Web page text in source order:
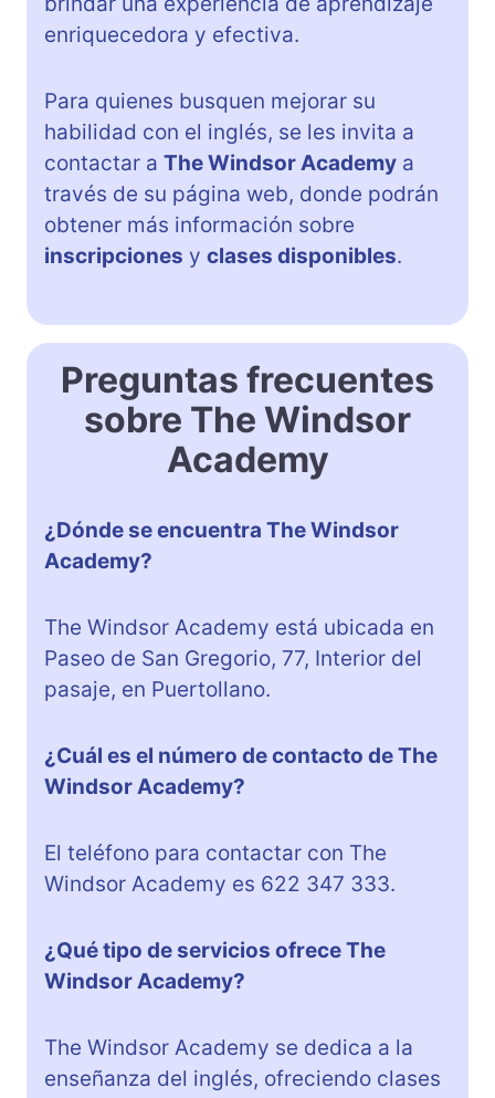
enriquecedora y efectiva.
Para quienes busquen mejorar su
habilidad con el inglés, se les invita a
contactar a The Windsor Academy a
través de su página web, donde podrán
obtener más información sobre
inscripciones y clases disponibles.
Preguntas frecuentes
sobre The Windsor
Academy
¿Dónde se encuentra The Windsor
Academy?
The Windsor Academy está ubicada en
Paseo de San Gregorio, 77, Interior del
pasaje, en Puertollano.
¿Cuál es el número de contacto de The
Windsor Academy?
El teléfono para contactar con The
Windsor Academy es 622 347 333.
¿Qué tipo de servicios ofrece The
Windsor Academy?
The Windsor Academy se dedica a la
enseñanza del inglés, ofreciendo clases